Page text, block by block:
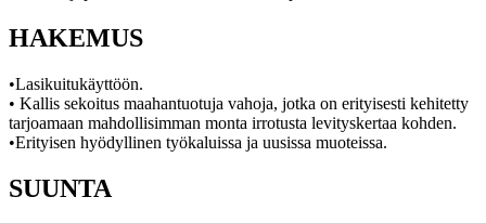
HAKEMUS
•Lasikuitukäyttöön.
• Kallis sekoitus maahantuotuja vahoja, jotka on erityisesti kehitetty
tarjoamaan mahdollisimman monta irrotusta levityskertaa kohden.
•Erityisen hyödyllinen työkaluissa ja uusissa muoteissa.
SUUNTA